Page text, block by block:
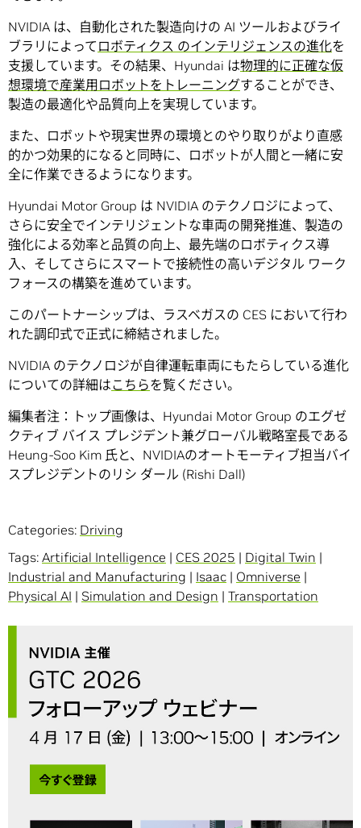
NVIDIA は、自動化された製造向けの AI ツールおよびライ
ブラリによって ロボティクス のインテリジェンスの進化を
支援しています。その結果、Hyundai は物理的に正確な仮
想環境で産業用ロボットをトレーニングすることができ、
製造の最適化や品質向上を実現しています。
また、ロボットや現実世界の環境とのやり取りがより直感
的かつ効果的になると同時に、ロボットが人間と一緒に安
全に作業できるようになります。
Hyundai Motor Group は NVIDIA のテクノロジによって、
さらに安全でインテリジェントな車両の開発推進、製造の
強化による効率と品質の向上、最先端のロボティクス導
入、そしてさらにスマートで接続性の高いデジタル ワーク
フォースの構築を進めています。
このパートナーシップは、ラスベガスの CES において行わ
れた調印式で正式に締結されました。
NVIDIA のテクノロジが自律運転車両にもたらしている進化
についての詳細はこちらを覧ください。
編集者注：トップ画像は、Hyundai Motor Group のエグゼ
クティブ バイス プレジデント兼グローバル戦略室長である
Heung-Soo Kim 氏と、NVIDIAのオートモーティブ担当バイ
スプレジデントのリシ ダール (Rishi Dall)
Categories: Driving
Tags: Artificial Intelligence | CES 2025 | Digital Twin |
Industrial and Manufacturing | Isaac | Omniverse |
Physical AI | Simulation and Design | Transportation